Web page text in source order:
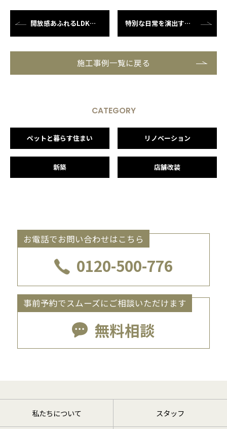
開放感あふれるLDKで、 自由な... 特別な日常を演出するホテルライク...
施工事例一覧に戻る
CATEGORY
ペットと暮らす住まい リノベーション
新築 店舗改装
お電話でお問い合わせはこちら
0120-500-776
事前予約でスムーズにご相談いただけます
無料相談
私たちについて スタッフ